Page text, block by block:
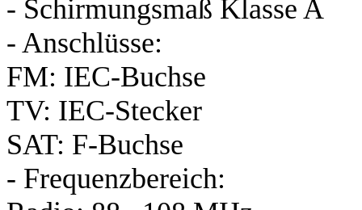
- Schirmungsmaß Klasse A
- Anschlüsse:
FM: IEC-Buchse
TV: IEC-Stecker
SAT: F-Buchse
- Frequenzbereich: